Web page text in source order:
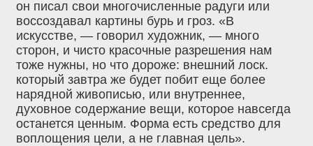
он писал свои многочисленные радуги или
воссоздавал картины бурь и гроз. «В
искусстве, — говорил художник, — много
сторон, и чисто красочные разрешения нам
тоже нужны, но что дороже: внешний лоск.
который завтра же будет побит еще более
нарядной живописью, или внутреннее,
духовное содержание вещи, которое навсегда
останется ценным. Форма есть средство для
воплощения цели, а не главная цель».